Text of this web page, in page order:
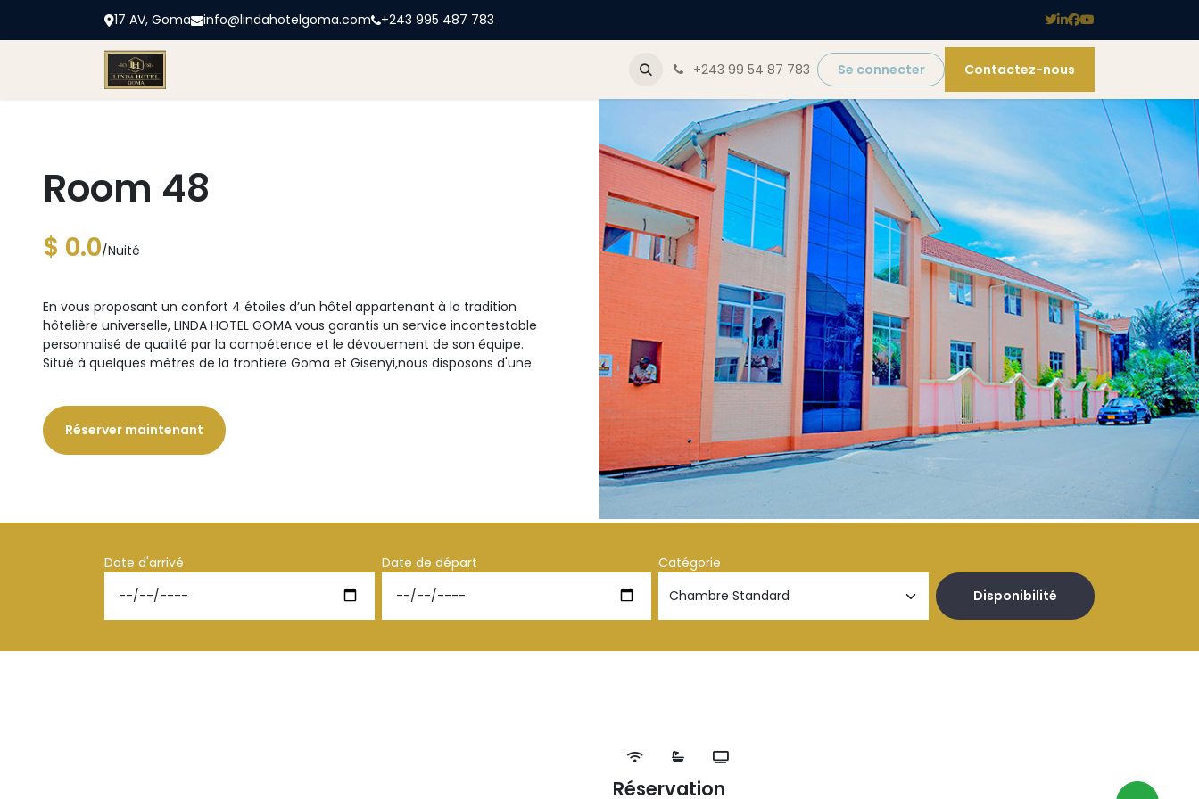
17 AV, Goma info@lindahotelgoma.com +243 995 487 783
+243 99 54 87 783 Se connecter Contactez-nous
Room 48
$ 0.0/Nuité
En vous proposant un confort 4 étoiles d’un hôtel appartenant à la tradition
hôtelière universelle, LINDA HOTEL GOMA vous garantis un service incontestable
personnalisé de qualité par la compétence et le dévouement de son équipe.
Situé à quelques mètres de la frontiere Goma et Gisenyi,nous disposons d'une
Réserver maintenant
Date d'arrivé Date de départ
Catégorie
Disponibilité
Réservation